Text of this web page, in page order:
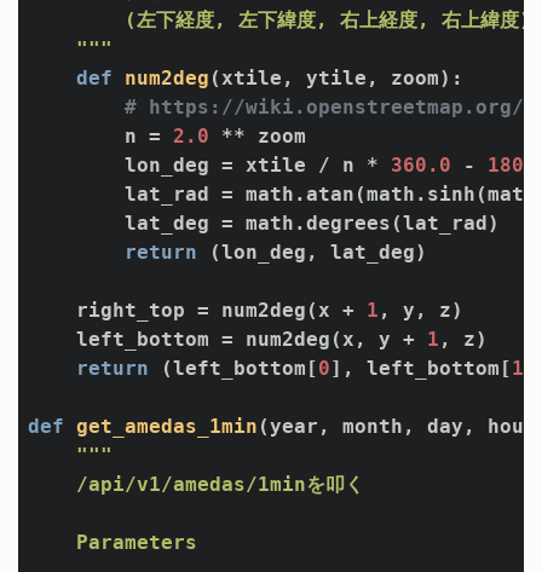
        (左下経度, 左下緯度, 右上経度, 右上緯度)
    """
def
num2deg (xtile, ytile, zoom) :
# https://wiki.openstreetmap.org/
        n =
2.0 ** zoom
        lon_deg = xtile / n *
360.0 -
lat_rad =
        lat_deg = math.degrees(lat_rad)
return (lon_deg, lat_deg)
    right_top = num2deg(x +
1 , y, z)
    left_bottom = num2deg(x, y +
1 , z)
return (left_bottom[0], left_bottom[1
def get_amedas_1min (year, month, day,
"""
    /api/v1/amedas/1minを叩く
    Parameters